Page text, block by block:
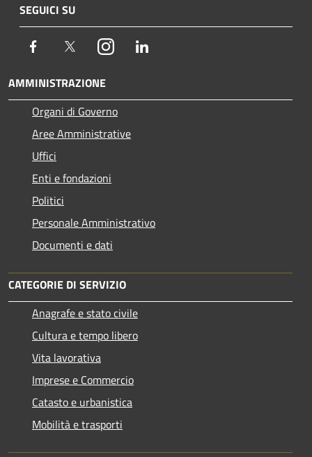
SEGUICI SU
Facebook TwitterInstagram
AMMINISTRAZIONE
Organi di Governo
Aree Amministrative
Uffici
Enti e fondazioni
Politici
Personale Amministrativo
Documenti e dati
CATEGORIE DI SERVIZIO
Anagrafe e stato civile
Cultura e tempo libero
Vita lavorativa
Imprese e Commercio
Catasto e urbanistica
Mobilità e trasporti